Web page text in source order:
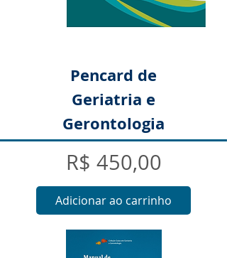
Pencard de
Geriatria e
Gerontologia
Preço
R$ 450,00
Adicionar ao carrinho